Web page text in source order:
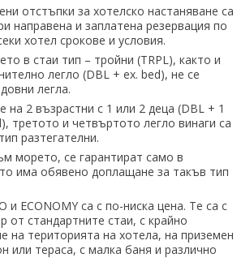
отстъпки за хотелско настаняване са
направена и заплатена резервация по
хотел срокове и условия.
в стаи тип – тройни (TRPL), както и
легло (DBL + ex. bed), не се
легла.
на 2 възрастни с 1 или 2 деца (DBL + 1
третото и четвъртото легло винаги са
разтегателни.
морето, се гарантират само в
има обявено доплащане за такъв тип
и ECONOMY са с по-ниска цена. Те са с
от стандартните стаи, с крайно
на територията на хотела, на приземен
или тераса, с малка баня и различно